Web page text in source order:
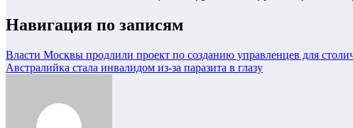
Навигация по записям
Власти Москвы продлили проект по созданию управленцев для
Австралийка стала инвалидом из-за паразита в глазу